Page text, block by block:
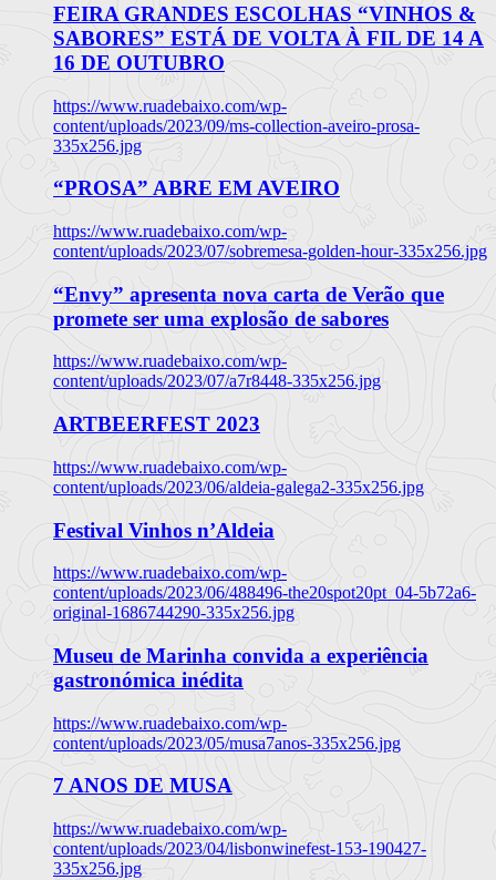
FEIRA GRANDES ESCOLHAS “VINHOS &
SABORES” ESTÁ DE VOLTA À FIL DE 14 A
16 DE OUTUBRO
https://www.ruadebaixo.com/wp-
content/uploads/2023/09/ms-collection-aveiro-prosa-
335x256.jpg
“PROSA” ABRE EM AVEIRO
https://www.ruadebaixo.com/wp-
content/uploads/2023/07/sobremesa-golden-hour-335x256.jpg
“Envy” apresenta nova carta de Verão que
promete ser uma explosão de sabores
https://www.ruadebaixo.com/wp-
content/uploads/2023/07/a7r8448-335x256.jpg
ARTBEERFEST 2023
https://www.ruadebaixo.com/wp-
content/uploads/2023/06/aldeia-galega2-335x256.jpg
Festival Vinhos n’Aldeia
https://www.ruadebaixo.com/wp-
content/uploads/2023/06/488496-the20spot20pt_04-5b72a6-
original-1686744290-335x256.jpg
Museu de Marinha convida a experiência
gastronómica inédita
https://www.ruadebaixo.com/wp-
content/uploads/2023/05/musa7anos-335x256.jpg
7 ANOS DE MUSA
https://www.ruadebaixo.com/wp-
content/uploads/2023/04/lisbonwinefest-153-190427-
335x256.jpg